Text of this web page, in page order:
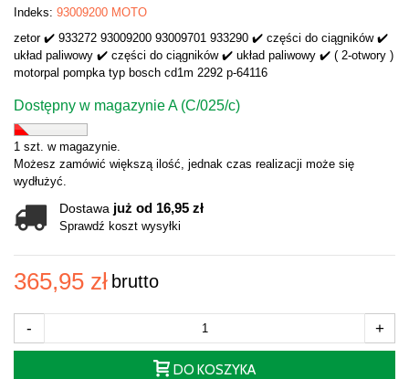
Indeks: 93009200 MOTO
zetor ✔️ 933272 93009200 93009701 933290 ✔️ części do ciągników ✔️
układ paliwowy ✔️ części do ciągników ✔️ układ paliwowy ✔️ ( 2-otwory )
motorpal pompka typ bosch cd1m 2292 p-64116
Dostępny w magazynie A (C/025/c)
1 szt. w magazynie.
Możesz zamówić większą ilość, jednak czas realizacji może się
wydłużyć.
Dostawa już od 16,95 zł
Sprawdź koszt wysyłki
365,95 zł brutto
- +
DO KOSZYKA